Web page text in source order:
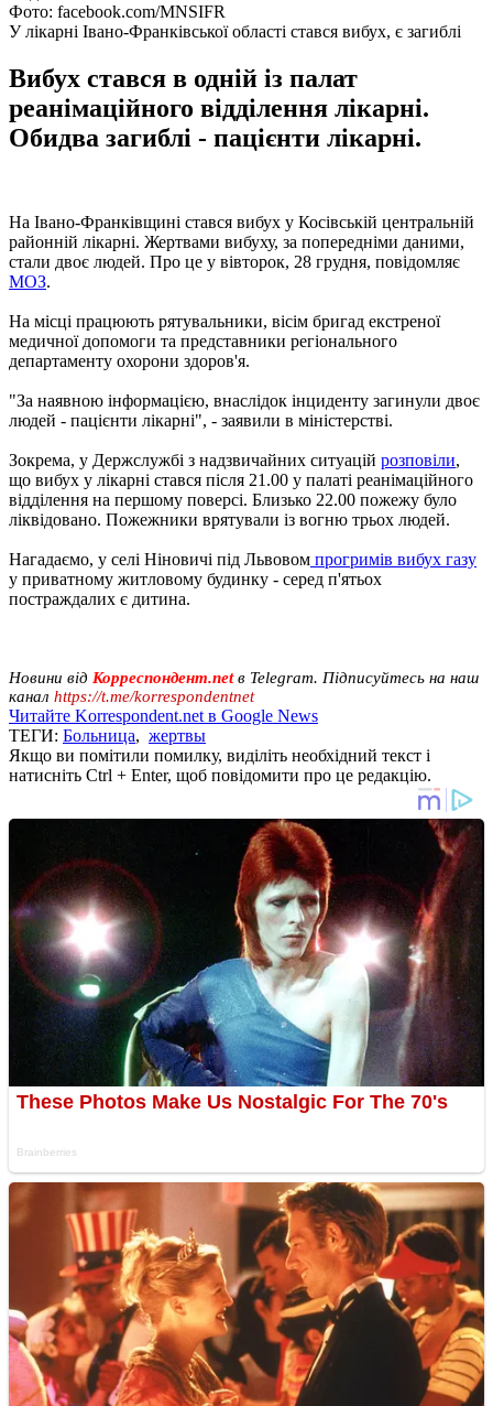
Фото: facebook.com/MNSIFR
У лікарні Івано-Франківської області стався вибух, є загиблі
Вибух стався в одній із палат
реанімаційного відділення лікарні.
Обидва загиблі - пацієнти лікарні.
На Івано-Франківщині стався вибух у Косівській центральній
районній лікарні. Жертвами вибуху, за попередніми даними,
стали двоє людей. Про це у вівторок, 28 грудня, повідомляє
МОЗ.
На місці працюють рятувальники, вісім бригад екстреної
медичної допомоги та представники регіонального
департаменту охорони здоров'я.
"За наявною інформацією, внаслідок інциденту загинули двоє
людей - пацієнти лікарні", - заявили в міністерстві.
Зокрема, у Держслужбі з надзвичайних ситуацій розповіли,
що вибух у лікарні стався після 21.00 у палаті реанімаційного
відділення на першому поверсі. Близько 22.00 пожежу було
ліквідовано. Пожежники врятували із вогню трьох людей.
Нагадаємо, у селі Ніновичі під Львовом прогримів вибух газу
у приватному житловому будинку - серед п'ятьох
постраждалих є дитина.
Новини від Корреспондент.netв Telegram. Підписуйтесь на наш
канал https://t.me/korrespondentnet
Читайте Korrespondent.net в Google News
ТЕГИ: Больница, жертвы
Якщо ви помітили помилку, виділіть необхідний текст і
натисніть Ctrl + Enter, щоб повідомити про це редакцію.